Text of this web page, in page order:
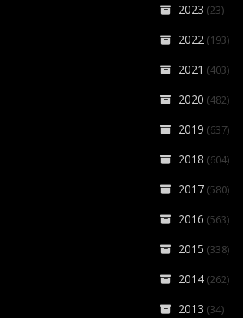
2023 (23)
2022 (193)
2021 (403)
2020 (482)
2019 (637)
2018 (604)
2017 (580)
2016 (563)
2015 (338)
2014 (262)
2013 (34)